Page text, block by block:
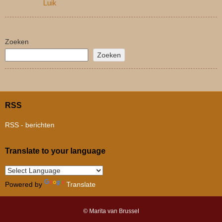
Luik
Zoeken
Zoeken
RSS
RSS - berichten
Translate to your language
Powered by Translate
© Marita van Brussel